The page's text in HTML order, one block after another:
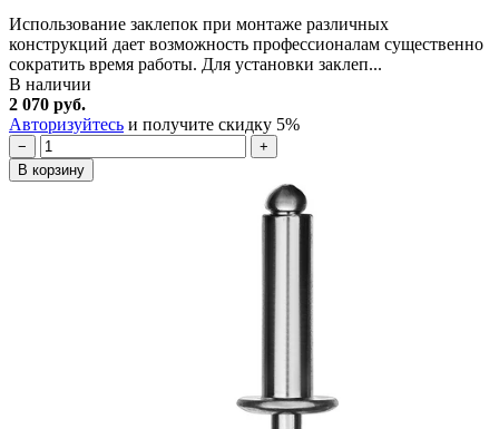
Использование заклепок при монтаже различных
конструкций дает возможность профессионалам существенно
сократить время работы. Для установки заклеп...
В наличии
2 070 руб.
Авторизуйтесь и получите скидку 5%
−
+
В корзину